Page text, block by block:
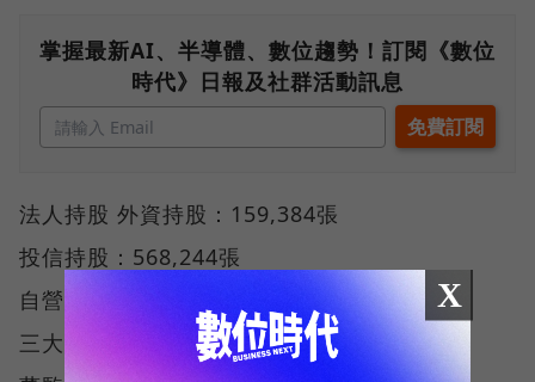
掌握最新AI、半導體、數位趨勢！訂閱《數位
時代》日報及社群活動訊息
法人持股 外資持股：159,384張
投信持股：568,244張
自營商持股：8,594張
三大法人持股比重：24.78%
X